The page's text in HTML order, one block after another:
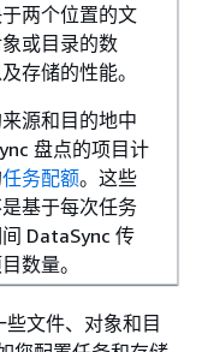
两个位置的文
或目录的数
存储的性能。
源和目的地中
盘点的项目计
任务配额。这些
基于每次任务
DataSync 传
数量。
文件、对象和目